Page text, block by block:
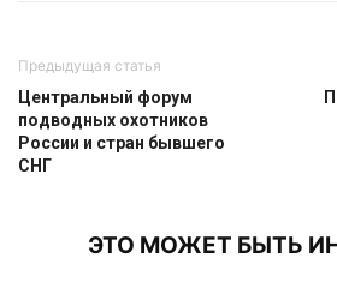
Предыдущая статья
Центральный форум
подводных охотников
России и стран бывшего
СНГ
ЭТО МОЖЕТ БЫТЬ